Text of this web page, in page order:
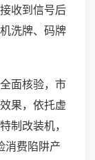
收到信号后
洗牌、码牌
面核验，市
果，依托虚
制改装机，
消费陷阱产